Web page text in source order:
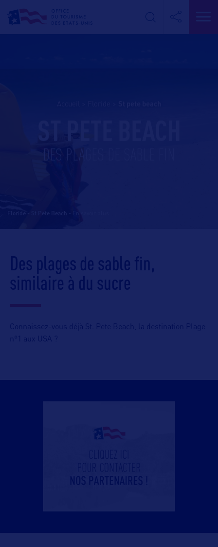
Des plages de sable fin,
similaire à du sucre
Connaissez-vous déjà St. Pete Beach, la destination Plage
n°1 aux USA ?